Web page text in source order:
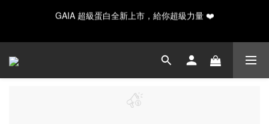
GAIA 超級蛋白全新上市，給你超級力量 ❤️
GAIA 超級蛋白全新上市，給你超級力量 ❤️
✨ 新手入門必備！水解20入輕量/30入月享組合
下單爸爸的高蛋白💕